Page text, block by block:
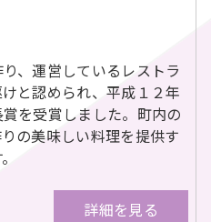
、運営しているレストラ
と認められ、平成１２年
を受賞しました。町内の
の美味しい料理を提供す
詳細を見る